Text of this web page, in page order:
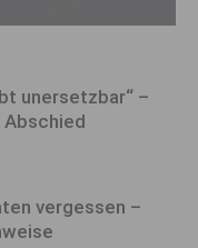
unersetzbar“ –
Abschied
vergessen –